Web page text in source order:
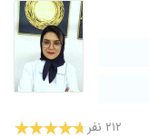
۲۱۲ نفر